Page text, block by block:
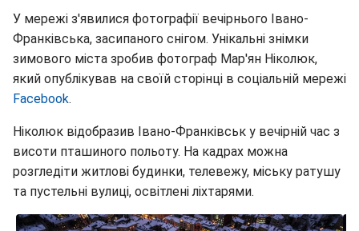
У мережі з'явилися фотографії вечірнього Івано-
Франківська, засипаного снігом. Унікальні знімки
зимового міста зробив фотограф Мар'ян Ніколюк,
який опублікував на своїй сторінці в соціальній мережі
Facebook.
Ніколюк відобразив Івано-Франківськ у вечірній час з
висоти пташиного польоту. На кадрах можна
розгледіти житлові будинки, телевежу, міську ратушу
та пустельні вулиці, освітлені ліхтарями.